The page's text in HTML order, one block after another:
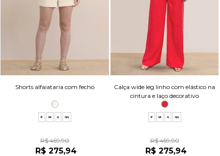
Shorts alfaiataria com fecho
P M G GG
R$ 459,90
R$ 275,94
Calça wide leg linho com elástico na
cintura e laço decorativo
P M G GG
R$ 459,90
R$ 275,94